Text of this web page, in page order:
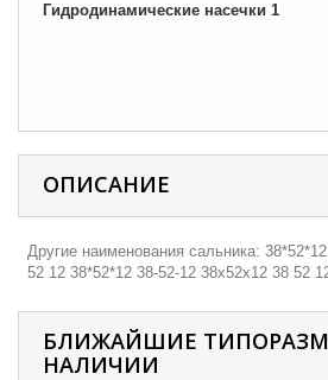
Гидродинамические насечки 1
ОПИСАНИЕ
Другие наименования сальника:
52 12 38*52*12 38-52-12 38х52х12 38 52
БЛИЖАЙШИЕ
НАЛИЧИИ